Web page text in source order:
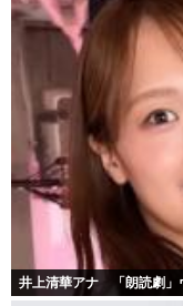
井上清華アナ 「朗読劇」